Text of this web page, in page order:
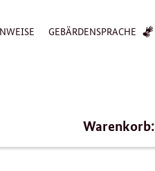
GEBÄRDENSPRACHE
Warenkorb: